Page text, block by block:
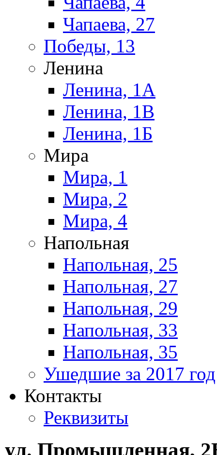
Чапаева, 27
Победы, 13
Ленина
Ленина, 1А
Ленина, 1В
Ленина, 1Б
Мира
Мира, 1
Мира, 2
Мира, 4
Напольная
Напольная, 25
Напольная, 27
Напольная, 29
Напольная, 33
Напольная, 35
Ушедшие за 2017 год
Контакты
Реквизиты
ул. Промышленная,